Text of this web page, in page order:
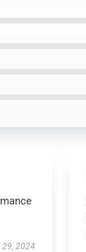
29, 2024